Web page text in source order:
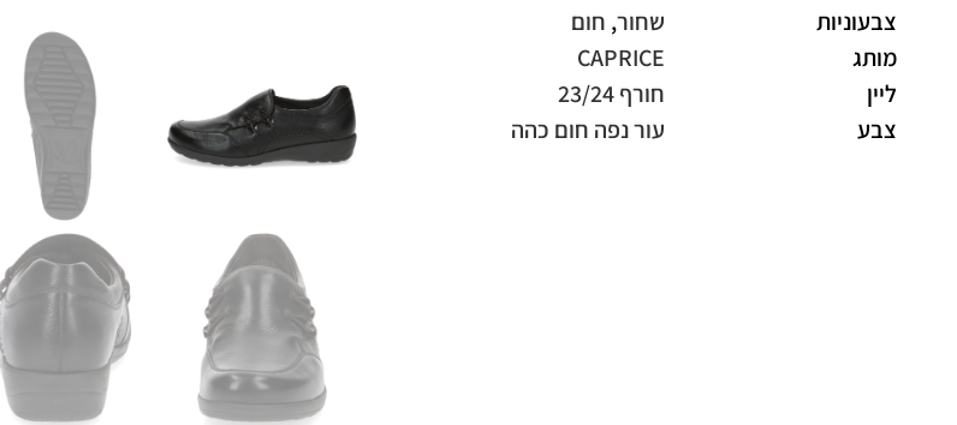
צבעוניות
שחור, חום
מותג
CAPRICE
ליין
חורף 23/24
צבע
עור נפה חום כהה